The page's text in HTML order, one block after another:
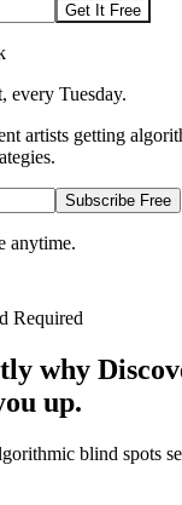
Get It Free
every Tuesday.
artists getting
Subscribe Free
anytime.
Required
why
up.
blind spots